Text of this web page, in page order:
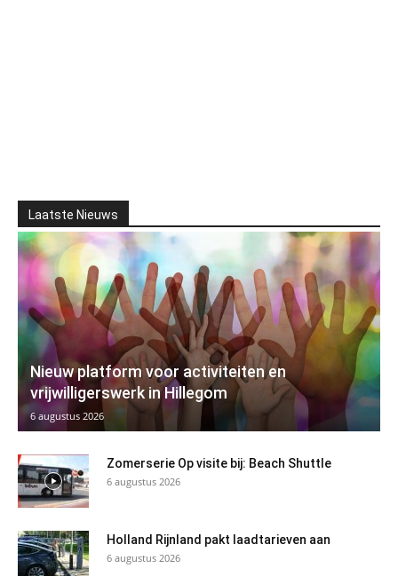
Laatste Nieuws
Nieuw platform voor activiteiten en
vrijwilligerswerk in Hillegom
6 augustus 2026
Zomerserie Op visite bij: Beach Shuttle
6 augustus 2026
Holland Rijnland pakt laadtarieven aan
6 augustus 2026